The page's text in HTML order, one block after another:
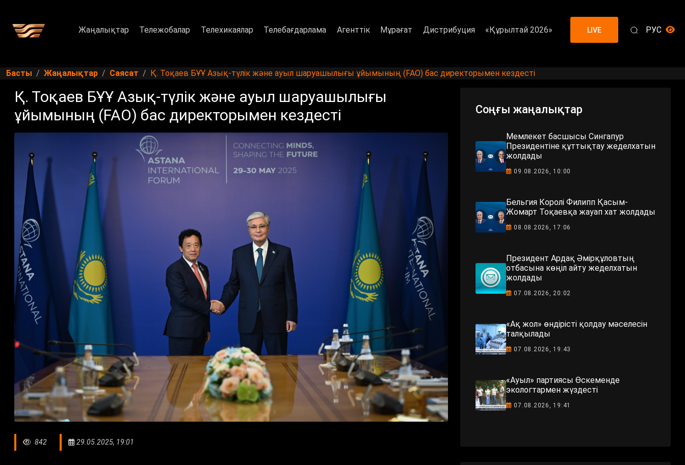
Жаңалықтар Тележобалар Телехикаялар Телебағдарлама Агенттік Мұрағат Дистрибуция «Құрылтай 2026» LIVE РУС
Басты Жаңалықтар Саясат Қ. Тоқаев БҰҰ Азық-түлік және ауыл шаруашылығы ұйымының (FAO) бас директорымен кездесті
Қ. Тоқаев БҰҰ Азық-түлік және ауыл шаруашылығы
ұйымының (FAO) бас директорымен кездесті
842 29.05.2025, 19:01
Соңғы жаңалықтар
Мемлекет басшысы Сингапур
Президентіне құттықтау жеделхатын
жолдады
09.08.2026, 10:00
Бельгия Королі Филипп Қасым-
Жомарт Тоқаевқа жауап хат жолдады
08.08.2026, 17:06
Президент Ардақ Әмірқұловтың
отбасына көңіл айту жеделхатын
жолдады
07.08.2026, 20:02
«Ақ жол» өндірісті қолдау мәселесін
талқылады
07.08.2026, 19:43
«Ауыл» партиясы Өскеменде
экологтармен жүздесті
07.08.2026, 19:41